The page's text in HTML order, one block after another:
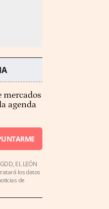
mercados
agenda
EL LEÓN
los datos
de